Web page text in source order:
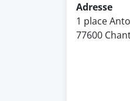
Adresse
1 place
77600